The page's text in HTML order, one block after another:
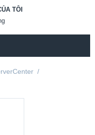
TÔI
/